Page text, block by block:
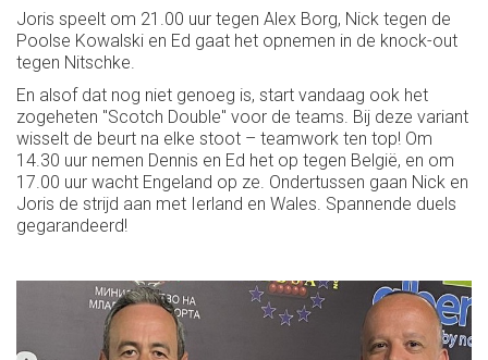
Joris speelt om 21.00 uur tegen Alex Borg, Nick tegen de
Poolse Kowalski en Ed gaat het opnemen in de knock-out
tegen Nitschke.
En alsof dat nog niet genoeg is, start vandaag ook het
zogeheten "Scotch Double" voor de teams. Bij deze variant
wisselt de beurt na elke stoot – teamwork ten top! Om
14.30 uur nemen Dennis en Ed het op tegen België, en om
17.00 uur wacht Engeland op ze. Ondertussen gaan Nick en
Joris de strijd aan met Ierland en Wales. Spannende duels
gegarandeerd!